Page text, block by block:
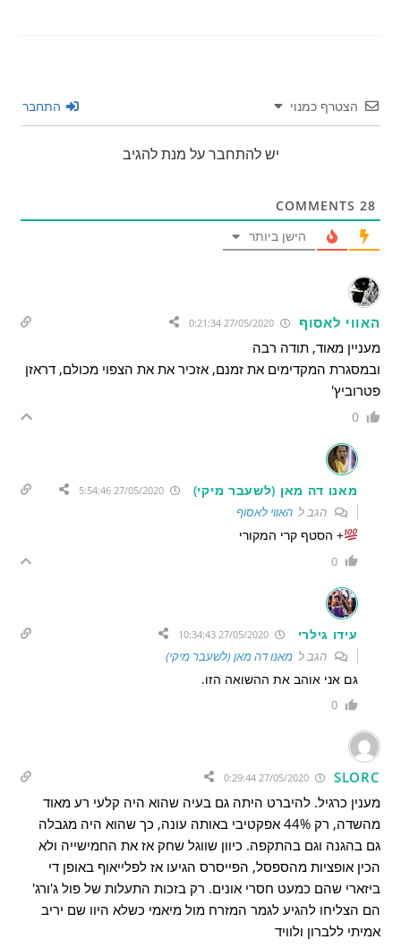
הצטרף כמנוי התחבר
יש להתחבר על מנת להגיב
28
הישן ביותר
האווי לאסוף 27/05/2020 0:21:34
מעניין מאוד, תודה רבה
ובמסגרת המקדימים את זמנם, אזכיר את את הצפוי מכולם, דראזן
פטרוביץ'
0
מאנו דה מאן (לשעבר מיקי) 27/05/2020 5:54:46
הגב להאווי לאסוף
+ הסטף קרי המקורי
0
עידו גילרי 27/05/2020 10:34:43
הגב למאנו דה מאן (לשעבר מיקי)
גם אני אוהב את ההשואה הזו.
0
SLORC
מענין כרגיל. להיברט היתה גם בעיה שהוא היה קלעי רע מאוד
מהשדה, רק 44% אפקטיבי באותה עונה, כך שהוא היה מגבלה
גם בהגנה וגם בהתקפה. כיוון שווגל שחק אז את החמישייה ולא
הכין אופציות מהספסל, הפייסרס הגיעו אז לפלייאוף באופן די
ביזארי שהם כמעט חסרי אונים. רק בזכות התעלות של פול ג'ורג'
הם הצליחו להגיע לגמר המזרח מול מיאמי כשלא היוו שם יריב
אמיתי ללברון ולוויד